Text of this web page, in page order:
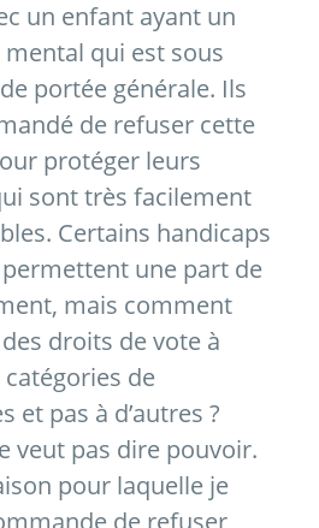
un enfant ayant un
qui est sous
portée générale. Ils
de refuser cette
protéger leurs
sont très facilement
Certains handicaps
une part de
mais comment
droits de vote à
de
et pas à d’autres ?
veut pas dire pouvoir.
pour laquelle je